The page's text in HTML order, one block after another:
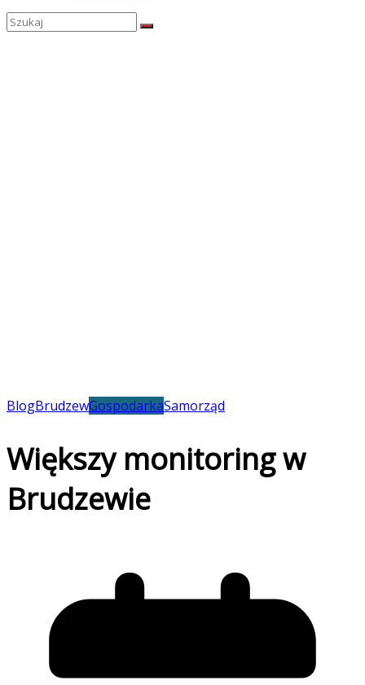
BlogBrudzewGospodarkaSamorząd
Większy monitoring w
Brudzewie